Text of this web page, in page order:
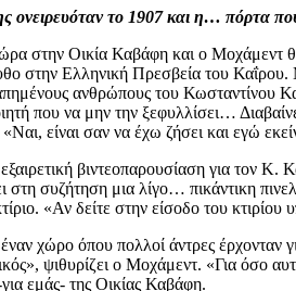
το 1907 και η… πόρτα
στην Οικία Καβάφη και ο Μοχάμεντ
στην Ελληνική Πρεσβεία του
ανθρώπους του Κωσταντίνου
που να μην την ξεφυλλίσει…
είναι σαν να έχω ζήσει και εγώ
βιντεοπαρουσίαση για τον
στη συζήτηση μια λίγο… πικάντικη
«Αν δείτε στην είσοδο του
χώρο όπου πολλοί άντρες
ψιθυρίζει ο Μοχάμεντ. «Για όσο
εμάς- της Οικίας Καβάφη.